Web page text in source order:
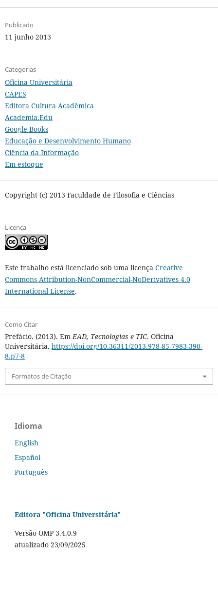
Publicado
11 junho 2013
Categorias
Oficina Universitária
CAPES
Editora Cultura Acadêmica
Academia.Edu
Google Books
Educação e Desenvolvimento Humano
Ciência da Informação
Em estoque
Copyright (c) 2013 Faculdade de Filosofia e Ciências
Licença
Este trabalho está licenciado sob uma licença Creative
Commons Attribution-NonCommercial-NoDerivatives 4.0
International License.
Como Citar
Prefácio. (2013). EmEAD, Tecnologias e TIC. Oficina
Universitária. https://doi.org/10.36311/2013.978-85-7983-390-
8.p7-8
Formatos de Citação
Idioma
English
Español
Português
Editora "Oficina Universitária"
Versão OMP 3.4.0.9
atualizado 23/09/2025